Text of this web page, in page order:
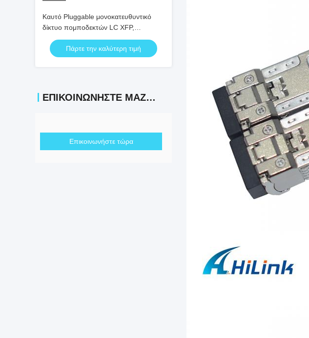
Καυτό Pluggable μονοκατευθυντικό
δίκτυο πομποδεκτών LC XFP,
πομποδέκτης ινών 10 Gigabit
Πάρτε την καλύτερη τιμή
ΕΠΙΚΟΙΝΩΝΉΣΤΕ ΜΑΖΊ ΜΑΣ
Επικοινωνήστε τώρα